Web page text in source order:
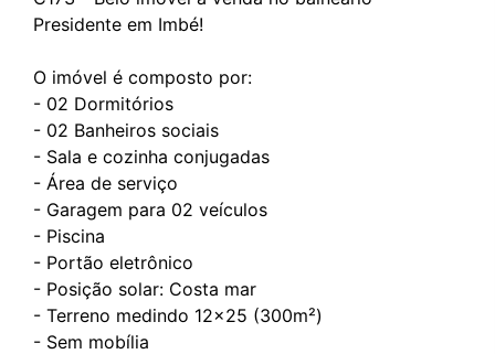
Presidente em Imbé!
O imóvel é composto por:
- 02 Dormitórios
- 02 Banheiros sociais
- Sala e cozinha conjugadas
- Área de serviço
- Garagem para 02 veículos
- Piscina
- Portão eletrônico
- Posição solar: Costa mar
- Terreno medindo 12x25 (300m²)
- Sem mobília